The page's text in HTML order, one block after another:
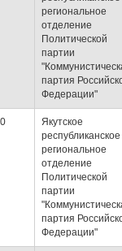
региональное
отделение
Политической
партии
партия
Федерации"
0
Якутское
республиканское
региональное
отделение
Политической
партии
партия
Федерации"